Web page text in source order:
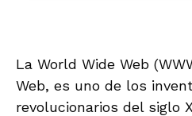
La World Wide Web
Web, es uno de los
revolucionarios del siglo